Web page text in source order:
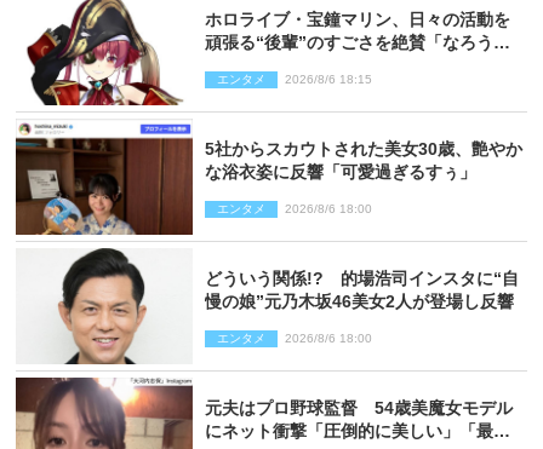
ホロライブ・宝鐘マリン、日々の活動を
頑張る“後輩”のすごさを絶賛「なろう系
エンタメ 2026/8/6 18:15
5社からスカウトされた美女30歳、艶やか
な浴衣姿に反響「可愛過ぎるすぅ」
エンタメ 2026/8/6 18:00
どういう関係!? 的場浩司インスタに“自
慢の娘”元乃木坂46美女2人が登場し反響
エンタメ 2026/8/6 18:00
元夫はプロ野球監督 54歳美魔女モデル
にネット衝撃「圧倒的に美しい」「最強